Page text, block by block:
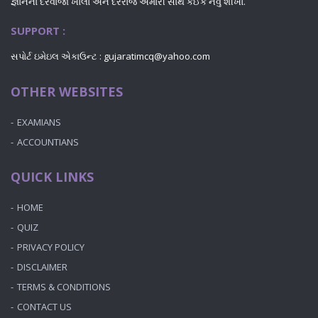
SUPPORT :
સપોર્ટ ઇમેઇલ એકાઉન્ટ : gujaratimcq@yahoo.com
OTHER WEBSITES
EXAMIANS
ACCOUNTIANS
QUICK LINKS
HOME
QUIZ
PRIVACY POLICY
DISCLAIMER
TERMS & CONDITIONS
CONTACT US